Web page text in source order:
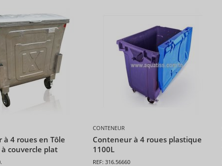
à 4 roues en Tôle
couvercle plat
CONTENEUR
Conteneur à 4 roues plastique
1100L
REF: 316.56660